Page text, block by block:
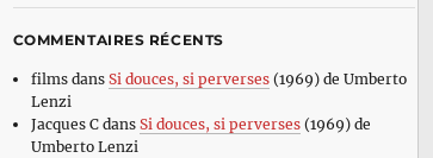
COMMENTAIRES RÉCENTS
filmsdans Si douces, si perverses(1969) de Umberto
Lenzi
Jacques Cdans Si douces, si perverses(1969) de
Umberto Lenzi